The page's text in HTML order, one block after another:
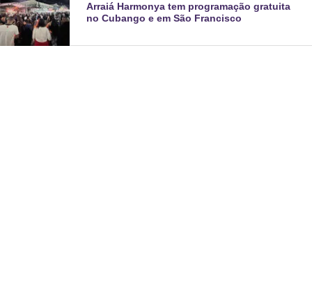
Arraiá Harmonya tem programação gratuita
no Cubango e em São Francisco